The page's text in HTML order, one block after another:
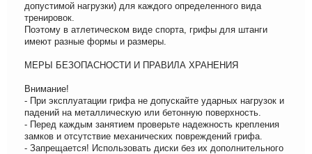
допустимой нагрузки) для каждого определенного вида
тренировок.
Поэтому в атлетическом виде спорта, грифы для штанги
имеют разные формы и размеры.
МЕРЫ БЕЗОПАСНОСТИ И ПРАВИЛА ХРАНЕНИЯ
Внимание!
- При эксплуатации грифа не допускайте ударных нагрузок и
падений на металлическую или бетонную поверхность.
- Перед каждым занятием проверьте надежность крепления
замков и отсутствие механических повреждений грифа.
- Запрещается! Использовать диски без их дополнительного